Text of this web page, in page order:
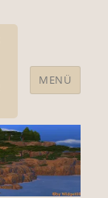
MENÜ